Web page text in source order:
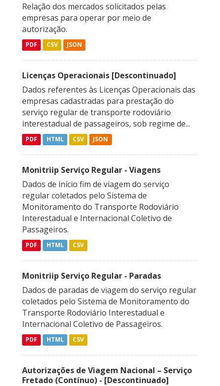
Relação dos mercados solicitados pelas
empresas para operar por meio de
autorização.
PDF CSV JSON
Licenças Operacionais [Descontinuado]
Dados referentes às Licenças Operacionais das
empresas cadastradas para prestação do
serviço regular de transporte rodoviário
interestadual de passageiros, sob regime de...
PDF HTML CSV JSON
Monitriip Serviço Regular - Viagens
Dados de início fim de viagem do serviço
regular coletados pelo Sistema de
Monitoramento do Transporte Rodoviário
Interestadual e Internacional Coletivo de
Passageiros.
PDF HTML CSV
Monitriip Serviço Regular - Paradas
Dados de paradas de viagem do serviço regular
coletados pelo Sistema de Monitoramento do
Transporte Rodoviário Interestadual e
Internacional Coletivo de Passageiros.
PDF HTML CSV
Autorizações de Viagem Nacional – Serviço
Fretado (Contínuo) - [Descontinuado]